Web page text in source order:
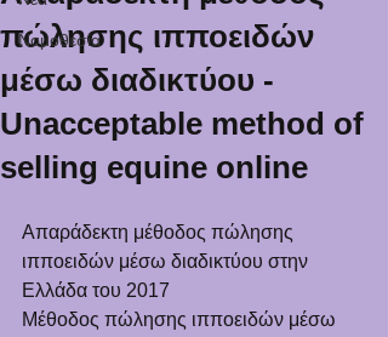
Νομοθεσία
πώλησης ιπποειδών
μέσω διαδικτύου -
Unacceptable method of
selling equine online
Απαράδεκτη μέθοδος πώλησης
ιπποειδών μέσω διαδικτύου στην
Ελλάδα του 2017
Μέθοδος πώλησης ιπποειδών μέσω